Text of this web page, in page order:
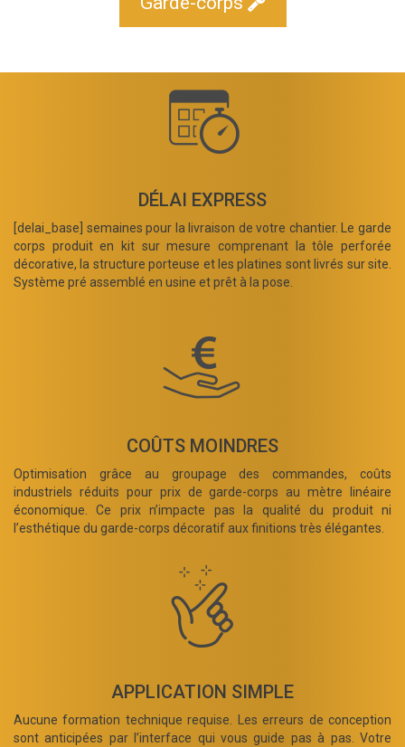
DÉLAI EXPRESS
[delai_base] semaines pour la livraison de votre chantier. Le garde
corps produit en kit sur mesure comprenant la tôle perforée
décorative, la structure porteuse et les platines sont livrés sur site.
Système pré assemblé en usine et prêt à la pose.
COÛTS MOINDRES
Optimisation grâce au groupage des commandes, coûts
industriels réduits pour prix de garde-corps au mètre linéaire
économique. Ce prix n’impacte pas la qualité du produit ni
l’esthétique du garde-corps décoratif aux finitions très élégantes.
APPLICATION SIMPLE
Aucune formation technique requise. Les erreurs de conception
sont anticipées par l’interface qui vous guide pas à pas. Votre